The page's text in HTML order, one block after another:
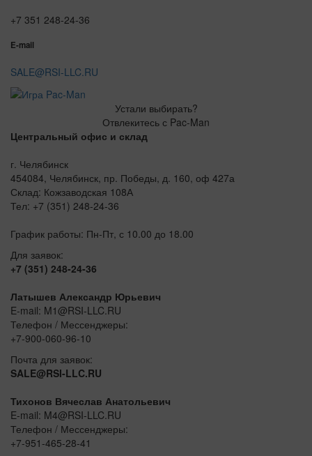
+7 351 248-24-36
E-mail
SALE@RSI-LLC.RU
Устали выбирать?
Отвлекитесь с Pac-Man
Центральный офис и склад
г. Челябинск
454084, Челябинск, пр. Победы, д. 160, оф 427а
Склад: Кожзаводская 108А
Тел: +7 (351) 248-24-36
График работы: Пн-Пт, с 10.00 до 18.00
Для заявок:
+7 (351) 248-24-36
Латышев Александр Юрьевич
E-mail: M1@RSI-LLC.RU
Телефон / Мессенджеры:
+7-900-060-96-10
Почта для заявок:
SALE@RSI-LLC.RU
Тихонов Вячеслав Анатольевич
E-mail: M4@RSI-LLC.RU
Телефон / Мессенджеры:
+7-951-465-28-41